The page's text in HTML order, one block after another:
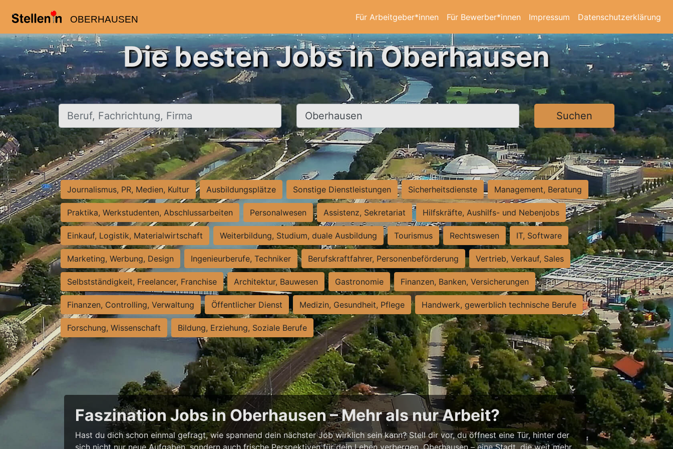
OBERHAUSEN Für Arbeitgeber*innen Für Bewerber*innen Impressum Datenschutzerklärung
Die besten Jobs in Oberhausen
Beruf, Fachrichtung, Firma Ort, Stadt Suchen
Journalismus, PR, Medien, Kultur Ausbildungsplätze Sonstige Dienstleistungen Sicherheitsdienste Management, Beratung
Praktika, Werkstudenten, Abschlussarbeiten Personalwesen Assistenz, Sekretariat Hilfskräfte, Aushilfs- und Nebenjobs
Einkauf, Logistik, Materialwirtschaft Weiterbildung, Studium, duale Ausbildung Tourismus Rechtswesen IT, Software
Marketing, Werbung, Design Ingenieurberufe, Techniker Berufskraftfahrer, Personenbeförderung Vertrieb, Verkauf, Sales
Selbstständigkeit, Freelancer, Franchise Architektur, Bauwesen Gastronomie Finanzen, Banken, Versicherungen
Finanzen, Controlling, Verwaltung Öffentlicher Dienst Medizin, Gesundheit, Pflege Handwerk, gewerblich technische Berufe
Forschung, Wissenschaft Bildung, Erziehung, Soziale Berufe
Faszination Jobs in Oberhausen – Mehr als nur Arbeit?
Hast du dich schon einmal gefragt, wie spannend dein nächster Job wirklich sein kann? Stell dir vor, du öffnest eine Tür, hinter der